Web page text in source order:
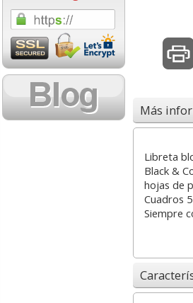
Más
Libreta
Black &
hojas de
Cuadros
Siempre
Cartucho HP 304 -
Negro, original
N9K06AE
17,99 con Iva